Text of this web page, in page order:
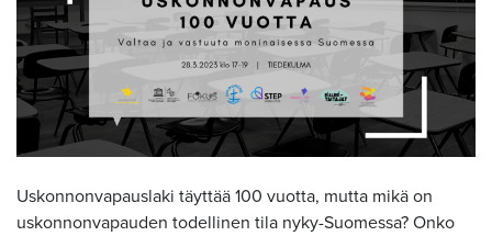
Uskonnonvapauslaki täyttää 100 vuotta, mutta mikä on
uskonnonvapauden todellinen tila nyky-Suomessa? Onko